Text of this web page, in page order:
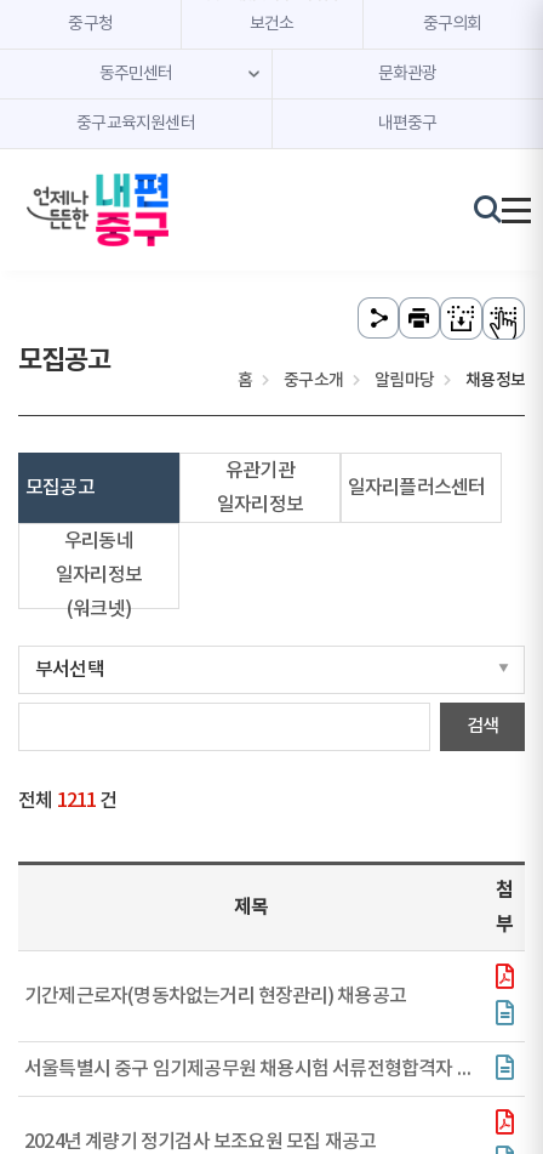
본문 내용 바로가기
주메뉴 바로가기
중구청 보건소 중구의회
동주민센터 문화관광
중구교육지원센터 내편중구
모집공고
홈 중구소개 알림마당 채용정보
모집공고
유관기관
일자리정보
일자리플러스센터
우리동네
일자리정보
(워크넷)
전체 1211 건
제목
첨
부
기간제근로자(명동차없는거리 현장관리) 채용공고
서울특별시 중구 임기제공무원 채용시험 서류전형합격자 공고
2024년 계량기 정기검사 보조요원 모집 재공고